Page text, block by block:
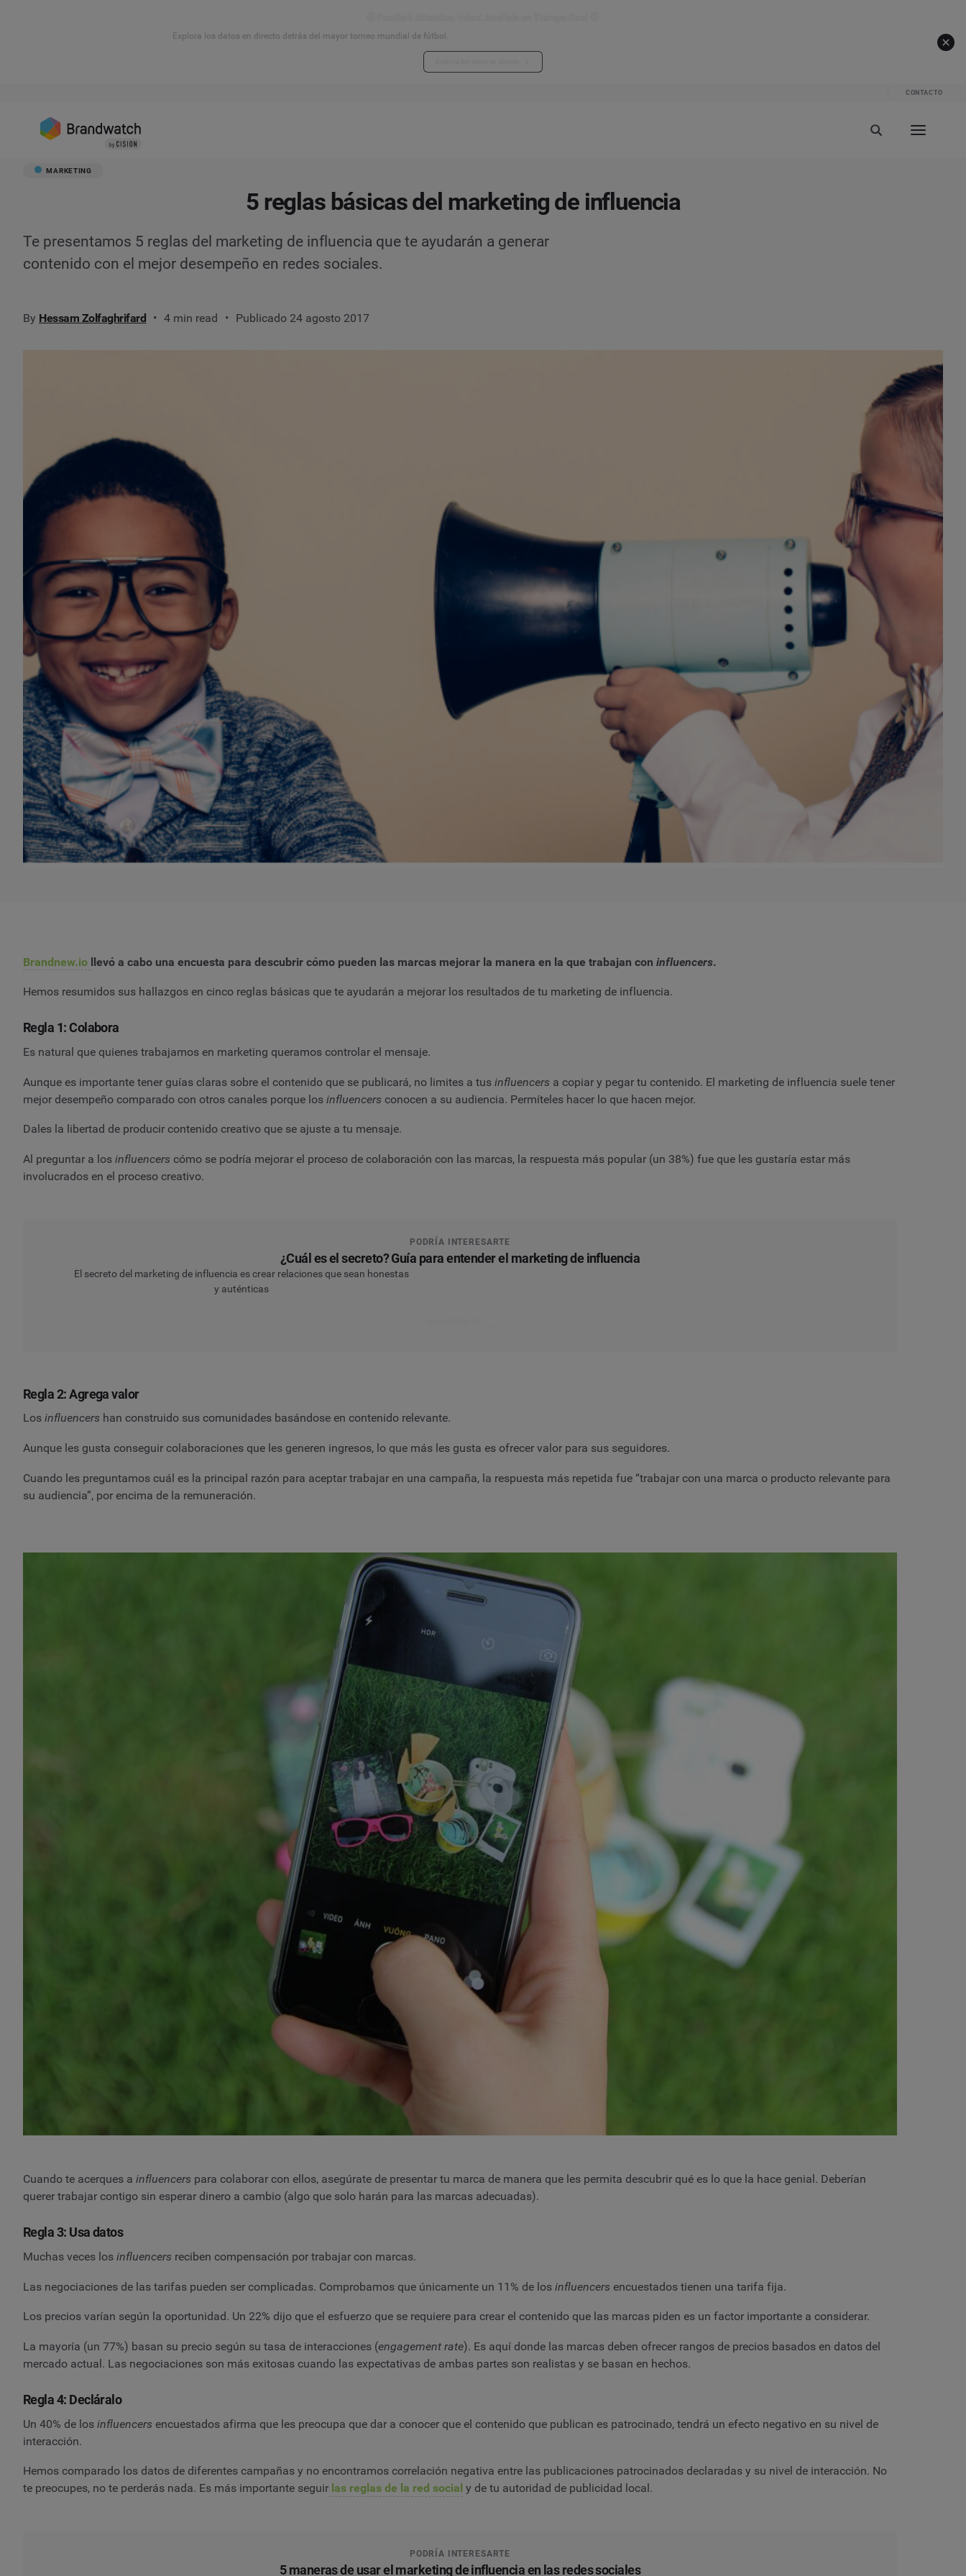
Explora los datos en directo detrás del mayor torneo mundial de fútbol.
CONTACTO
MARKETING
5 reglas básicas del marketing de influencia
Te presentamos 5 reglas del marketing de influencia que te ayudarán a generar
contenido con el mejor desempeño en redes sociales.
By Hessam Zolfaghrifard 4 min read Publicado 24 agosto 2017
Brandnew.io llevó a cabo una encuesta para descubrir cómo pueden las marcas mejorar la manera en la que trabajan con influencers.
Hemos resumidos sus hallazgos en cinco reglas básicas que te ayudarán a mejorar los resultados de tu marketing de influencia.
Regla 1: Colabora
Es natural que quienes trabajamos en marketing queramos controlar el mensaje.
Aunque es importante tener guías claras sobre el contenido que se publicará, no limites a tus influencers a copiar y pegar tu contenido. El marketing de influencia suele tener
mejor desempeño comparado con otros canales porque los influencers conocen a su audiencia. Permíteles hacer lo que hacen mejor.
Dales la libertad de producir contenido creativo que se ajuste a tu mensaje.
Al preguntar a los influencers cómo se podría mejorar el proceso de colaboración con las marcas, la respuesta más popular (un 38%) fue que les gustaría estar más
involucrados en el proceso creativo.
PODRÍA INTERESARTE
¿Cuál es el secreto? Guía para entender el marketing de influencia
El secreto del marketing de influencia es crear relaciones que sean honestas
y auténticas
Regla 2: Agrega valor
Los influencers han construido sus comunidades basándose en contenido relevante.
Aunque les gusta conseguir colaboraciones que les generen ingresos, lo que más les gusta es ofrecer valor para sus seguidores.
Cuando les preguntamos cuál es la principal razón para aceptar trabajar en una campaña, la respuesta más repetida fue “trabajar con una marca o producto relevante para
su audiencia”, por encima de la remuneración.
Cuando te acerques a influencers para colaborar con ellos, asegúrate de presentar tu marca de manera que les permita descubrir qué es lo que la hace genial. Deberían
querer trabajar contigo sin esperar dinero a cambio (algo que solo harán para las marcas adecuadas).
Regla 3: Usa datos
Muchas veces los influencers reciben compensación por trabajar con marcas.
Las negociaciones de las tarifas pueden ser complicadas. Comprobamos que únicamente un 11% de los influencers encuestados tienen una tarifa fija.
Los precios varían según la oportunidad. Un 22% dijo que el esfuerzo que se requiere para crear el contenido que las marcas piden es un factor importante a considerar.
La mayoría (un 77%) basan su precio según su tasa de interacciones (engagement rate). Es aquí donde las marcas deben ofrecer rangos de precios basados en datos del
mercado actual. Las negociaciones son más exitosas cuando las expectativas de ambas partes son realistas y se basan en hechos.
Regla 4: Decláralo
Un 40% de los influencers encuestados afirma que les preocupa que dar a conocer que el contenido que publican es patrocinado, tendrá un efecto negativo en su nivel de
interacción.
Hemos comparado los datos de diferentes campañas y no encontramos correlación negativa entre las publicaciones patrocinados declaradas y su nivel de interacción. No
te preocupes, no te perderás nada. Es más importante seguir las reglas de la red social y de tu autoridad de publicidad local.
PODRÍA INTERESARTE
5 maneras de usar el marketing de influencia en las redes sociales